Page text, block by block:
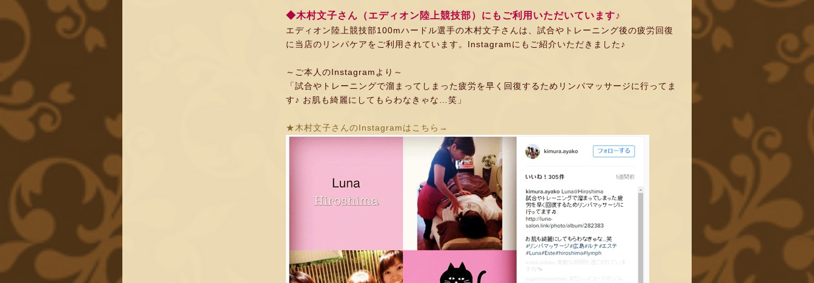
◆木村文子さん（エディオン陸上競技部）にもご利用いただいています♪
エディオン陸上競技部100mハードル選手の木村文子さんは、試合やトレーニング後の疲労回復
に当店のリンパケアをご利用されています。Instagramにもご紹介いただきました♪
～ご本人のInstagramより～
「試合やトレーニングで溜まってしまった疲労を早く回復するためリンパマッサージに行ってま
す♪ お肌も綺麗にしてもらわなきゃな…笑」
★木村文子さんのInstagramはこちら→